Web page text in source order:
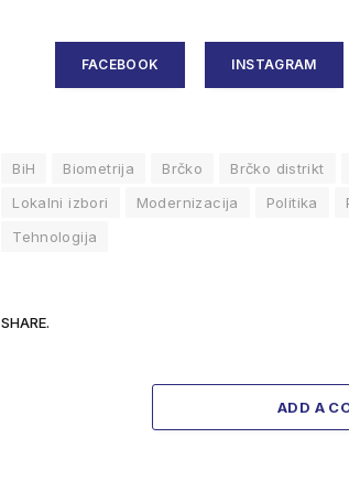
FACEBOOK INSTAGRAM
BiH Biometrija Brčko Brčko distrikt
Lokalni izbori
Modernizacija Politika
Tehnologija
SHARE.
ADD A